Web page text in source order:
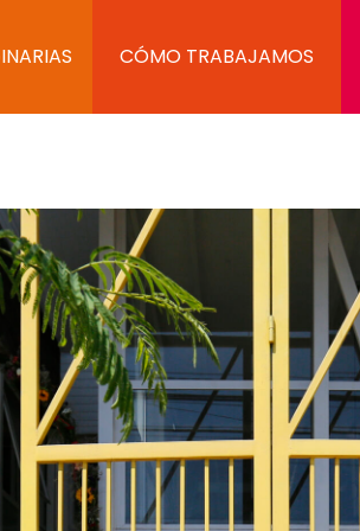
CÓMO TRABAJAMOS